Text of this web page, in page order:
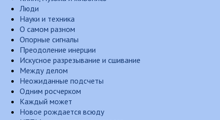
Люди
Науки и техника
О самом разном
Опорные сигналы
Преодоление инерции
Искусное разрезывание и сшивание
Между делом
Неожиданные подсчеты
Одним росчерком
Каждый может
Новое рождается всюду